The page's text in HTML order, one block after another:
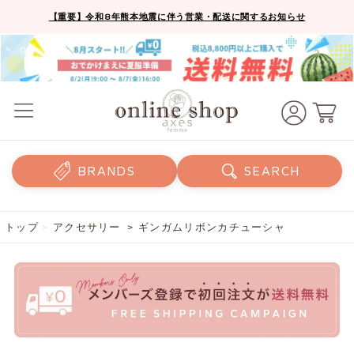
【重要】令和8年熊本地震に伴う営業・配送に関するお知らせ
BRANDS SEARCH
トップ > アクセサリー > ギンガムリボンカチューシャ